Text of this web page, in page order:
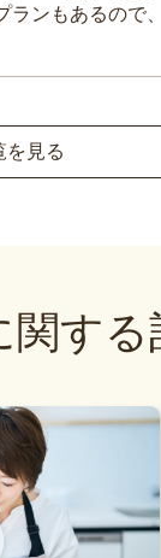
ンもあるので
を見る
関する